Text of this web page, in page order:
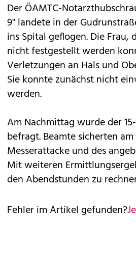
Der ÖAMTC-
9" landete in der
ins Spital geflogen. Die
nicht festgestellt werden
Verletzungen an Hals und
Sie konnte zunächst nicht
werden.
Am Nachmittag wurde der
befragt. Beamte sicherten
Messerattacke und des
Mit weiteren
den Abendstunden zu
Fehler im Artikel gefunden?